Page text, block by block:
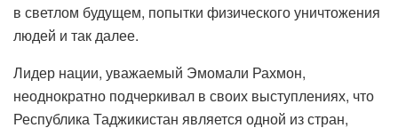
в светлом будущем, попытки физического уничтожения
людей и так далее.
Лидер нации, уважаемый Эмомали Рахмон,
неоднократно подчеркивал в своих выступлениях, что
Республика Таджикистан является одной из стран,